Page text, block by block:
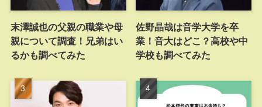
末澤誠也の父親の職業や母
親について調査！兄弟はい
るかも調べてみた
佐野晶哉は音学大学を卒
業！音大はどこ？高校や中
学校も調べてみた